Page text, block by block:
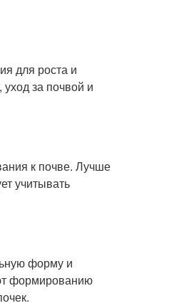
для роста и
за почвой и
к почве. Лучше
учитывать
форму и
формированию